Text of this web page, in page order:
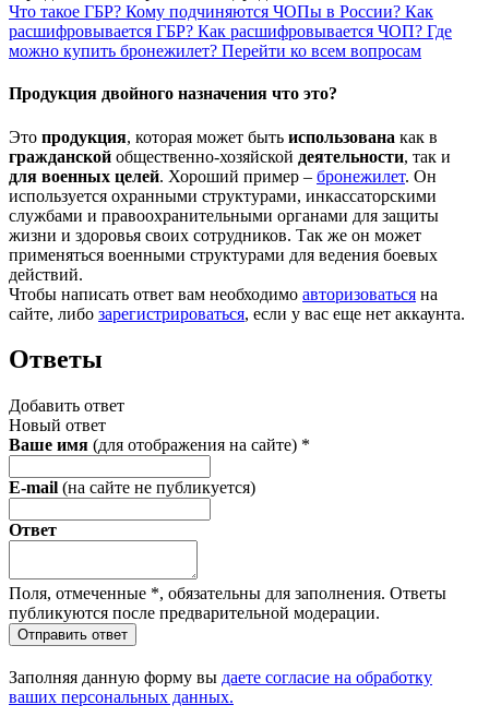
Что такое ГБР? Кому подчиняются ЧОПы в России? Как
расшифровывается ГБР? Как расшифровывается ЧОП? Где
можно купить бронежилет? Перейти ко всем вопросам
Продукция двойного назначения что это?
Это продукция, которая может быть использована как в
гражданской общественно-хозяйской деятельности, так и
для военных целей. Хороший пример – бронежилет. Он
используется охранными структурами, инкассаторскими
службами и правоохранительными органами для защиты
жизни и здоровья своих сотрудников. Так же он может
применяться военными структурами для ведения боевых
действий.
Чтобы написать ответ вам необходимо авторизоваться на
сайте, либо зарегистрироваться, если у вас еще нет аккаунта.
Ответы
Добавить ответ
Новый ответ
Ваше имя (для отображения на сайте) *
E-mail (на сайте не публикуется)
Ответ
Поля, отмеченные *, обязательны для заполнения. Ответы
публикуются после предварительной модерации.
Отправить ответ
Заполняя данную форму вы даете согласие на обработку
ваших персональных данных.